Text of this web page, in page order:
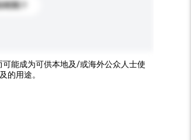
间？
能成为可供本地及/或海外公众人士使
的用途。